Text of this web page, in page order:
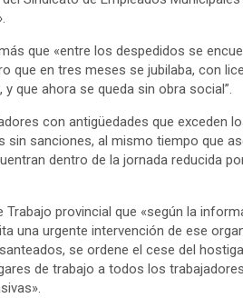
que «entre los despedidos se
que en tres meses se jubilaba, con
que ahora se queda sin obra social”.
con antigüedades que exceden
sin sanciones, al mismo tiempo que
dentro de la jornada reducida
Trabajo provincial que «según la
una urgente intervención de ese
se ordene el cese del
de trabajo a todos los